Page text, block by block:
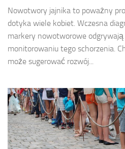
Nowotwory jajnika to poważny
dotyka wiele kobiet. Wczesna
markery nowotworowe
monitorowaniu tego schorzenia.
może sugerować rozwój...